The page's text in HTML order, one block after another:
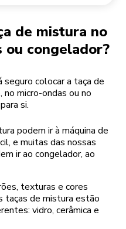
de mistura no
congelador?
colocar a taça de
micro-ondas ou no
si.
podem ir à máquina de
e muitas das nossas
ir ao congelador, ao
texturas e cores
taças de mistura estão
vidro, cerâmica e